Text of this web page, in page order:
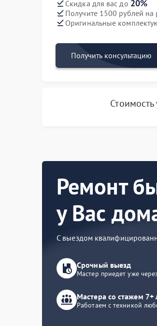
Скидка для вас до 20%
Получите 1500 рублей на
Оригинальные
Получить консультацию
Стоимость
Ремонт
у Вас
С выездом
Срочный выезд
Мастер приедет уже
Мастера со стажем 7+
Работаем с техникой